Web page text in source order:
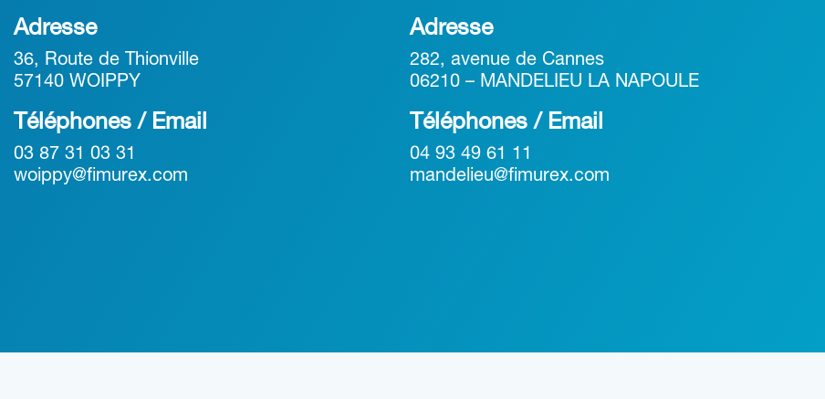
Adresse
36, Route de Thionville
57140 WOIPPY
Téléphones / Email
03 87 31 03 31
woippy@fimurex.com
Adresse
282, avenue de Cannes
06210 – MANDELIEU LA NAPOULE
Téléphones / Email
04 93 49 61 11
mandelieu@fimurex.com